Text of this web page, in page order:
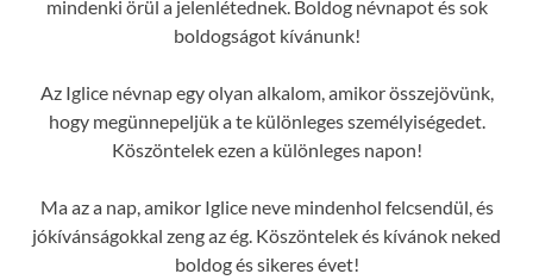
mindenki örül a jelenlétednek. Boldog névnapot és sok
boldogságot kívánunk!
Az Iglice névnap egy olyan alkalom, amikor összejövünk,
hogy megünnepeljük a te különleges személyiségedet.
Köszöntelek ezen a különleges napon!
Ma az a nap, amikor Iglice neve mindenhol felcsendül, és
jókívánságokkal zeng az ég. Köszöntelek és kívánok neked
boldog és sikeres évet!